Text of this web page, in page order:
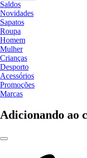
Saldos
Novidades
Sapatos
Roupa
Homem
Mulher
Crianças
Desporto
Acessórios
Promoções
Marcas
Adicionando ao